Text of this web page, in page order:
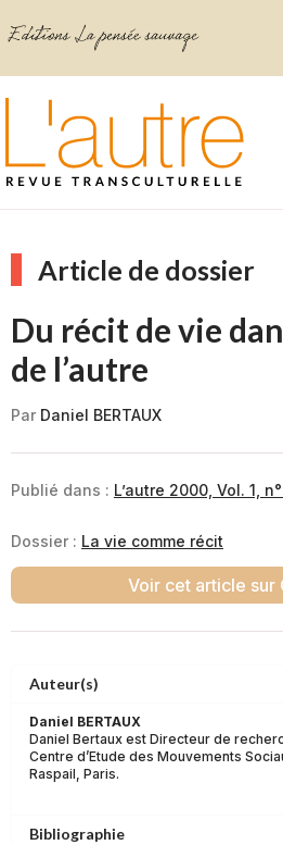
Article de dossier
Du récit de vie
de l’autre
Par Daniel BERTAUX
Publié dans : L’autre 2000, Vol. 1,
Dossier : La vie comme récit
Voir cet article sur
Auteur(s)
Daniel BERTAUX
Daniel Bertaux est Directeur de
Centre d’Etude des Mouvements
Raspail, Paris.
Bibliographie